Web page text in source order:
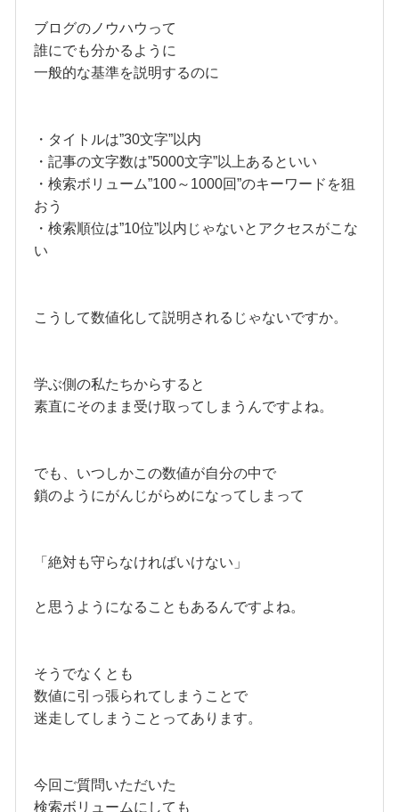
ブログのノウハウって
誰にでも分かるように
一般的な基準を説明するのに
・タイトルは”30文字”以内
・記事の文字数は”5000文字”以上あるといい
・検索ボリューム”100～1000回”のキーワードを狙
おう
・検索順位は”10位”以内じゃないとアクセスがこな
い
こうして数値化して説明されるじゃないですか。
学ぶ側の私たちからすると
素直にそのまま受け取ってしまうんですよね。
でも、いつしかこの数値が自分の中で
鎖のようにがんじがらめになってしまって
「絶対も守らなければいけない」
と思うようになることもあるんですよね。
そうでなくとも
数値に引っ張られてしまうことで
迷走してしまうことってあります。
今回ご質問いただいた
検索ボリュームにしても